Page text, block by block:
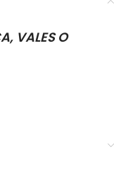
VALES O